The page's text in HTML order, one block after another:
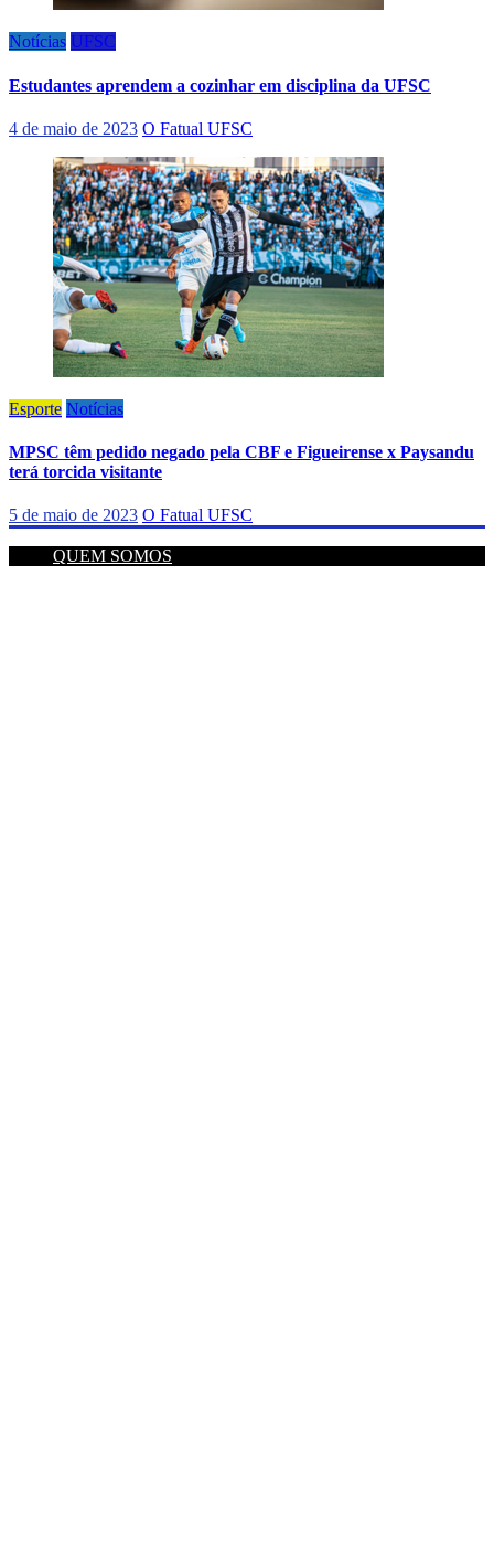
Notícias UFSC
Estudantes aprendem a cozinhar em disciplina da UFSC
4 de maio de 2023 O Fatual UFSC
Esporte Notícias
MPSC têm pedido negado pela CBF e Figueirense x Paysandu
terá torcida visitante
5 de maio de 2023 O Fatual UFSC
QUEM SOMOS